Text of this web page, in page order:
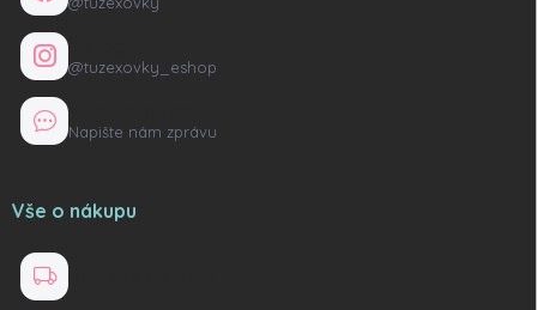
@tuzexovky_eshop
Napište nám zprávu
Vše o nákupu